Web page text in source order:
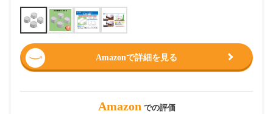
Amazonで詳細を見る
Amazon での評価